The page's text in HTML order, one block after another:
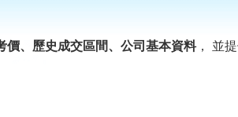
價、歷史成交區間、公司基本資料， 並